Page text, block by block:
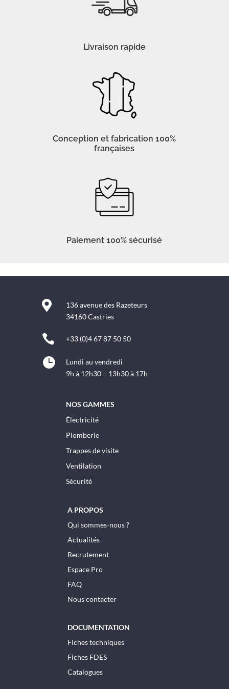
Livraison rapide
Conception et fabrication 100%
françaises
Paiement 100% sécurisé

136 avenue des Razeteurs
34160 Castries
 +33 (0)4 67 87 50 50

Lundi au vendredi
9h à 12h30 – 13h30 à 17h
NOS GAMMES
Électricité
Plomberie
Trappes de visite
Ventilation
Sécurité
A PROPOS
Qui sommes-nous ?
Actualités
Recrutement
Espace Pro
FAQ
Nous contacter
DOCUMENTATION
Fiches techniques
Fiches FDES
Catalogues